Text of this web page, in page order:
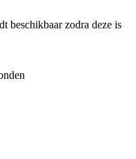
beschikbaar zodra deze is